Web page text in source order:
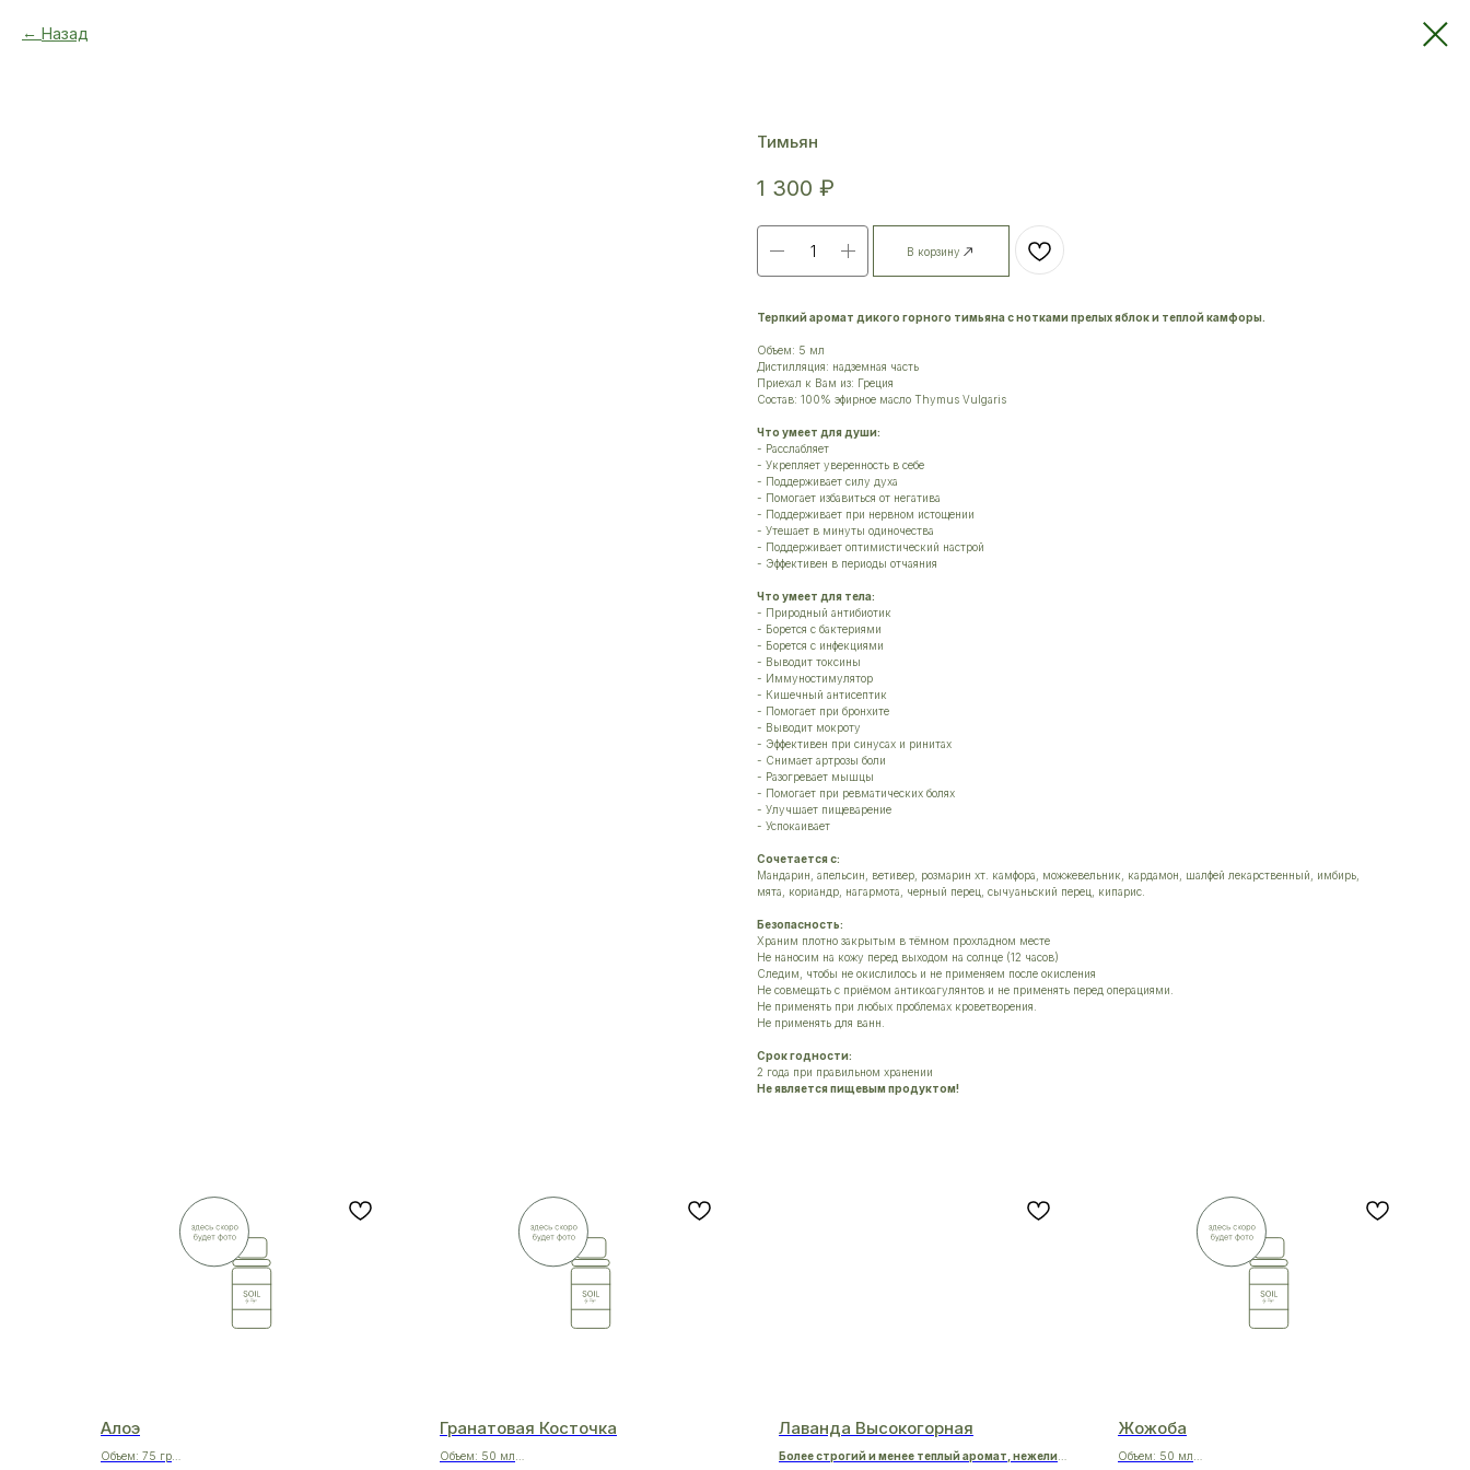
Назад
Тимьян
1 300 ₽
В корзину
Терпкий аромат дикого горного тимьяна с нотками прелых яблок и теплой камфоры.
Объем: 5 мл
Дистилляция: надземная часть
Приехал к Вам из: Греция
Состав: 100% эфирное масло Thymus Vulgaris
Что умеет для души:
- Расслабляет
- Укрепляет уверенность в себе
- Поддерживает силу духа
- Помогает избавиться от негатива
- Поддерживает при нервном истощении
- Утешает в минуты одиночества
- Поддерживает оптимистический настрой
- Эффективен в периоды отчаяния
Что умеет для тела:
- Природный антибиотик
- Борется с бактериями
- Борется с инфекциями
- Выводит токсины
- Иммуностимулятор
- Кишечный антисептик
- Помогает при бронхите
- Выводит мокроту
- Эффективен при синусах и ринитах
- Снимает артрозы боли
- Разогревает мышцы
- Помогает при ревматических болях
- Улучшает пищеварение
- Успокаивает
Сочетается с:
Мандарин, апельсин, ветивер, розмарин хт. камфора, можжевельник, кардамон, шалфей лекарственный, имбирь,
мята, кориандр, нагармота, черный перец, сычуаньский перец, кипарис.
Безопасность:
Храним плотно закрытым в тёмном прохладном месте
Не наносим на кожу перед выходом на солнце (12 часов)
Следим, чтобы не окислилось и не применяем после окисления
Не совмещать с приёмом антикоагулянтов и не применять перед операциями.
Не применять при любых проблемах кроветворения.
Не применять для ванн.
Срок годности:
2 года при правильном хранении
Не является пищевым продуктом!
Алоэ
Объем: 75 гр
Гранатовая Косточка
Объем: 50 мл
Лаванда Высокогорная
Более строгий и менее теплый аромат, нежели
Жожоба
Объем: 50 мл